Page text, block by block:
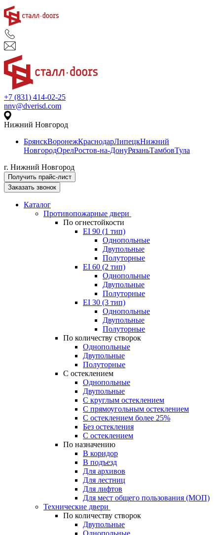
+7 (831) 414-02-25
nnv@dverisd.com
Нижний Новгород
БрянскВоронежКраснодарЛипецкНижний
НовгородОрелРостов-на-ДонуРязаньТамбовТула
г. Нижний Новгород
Получить прайс-лист
Заказать звонок
Каталог
Противопожарные двери
По огнестойкости
EI 90 (1 тип)
Однопольные
Двупольные
Полуторные
EI 60 (2 тип)
Однопольные
Двупольные
Полуторные
EI 30 (3 тип)
Однопольные
Двупольные
Полуторные
По количеству створок
Однопольные
Двупольные
Полуторные
С остеклением
Однопольные
Двупольные
С круглым остеклением
С прямоугольным остеклением
С остеклением более 25%
Без остекления
С остеклением
По назначению
В коридор
В подъезд
Для архивов
Для лестниц
Для лифтов
Для мест общего пользования (МОП)
Технические двери
По количеству створок
Двупольные
Однопольные